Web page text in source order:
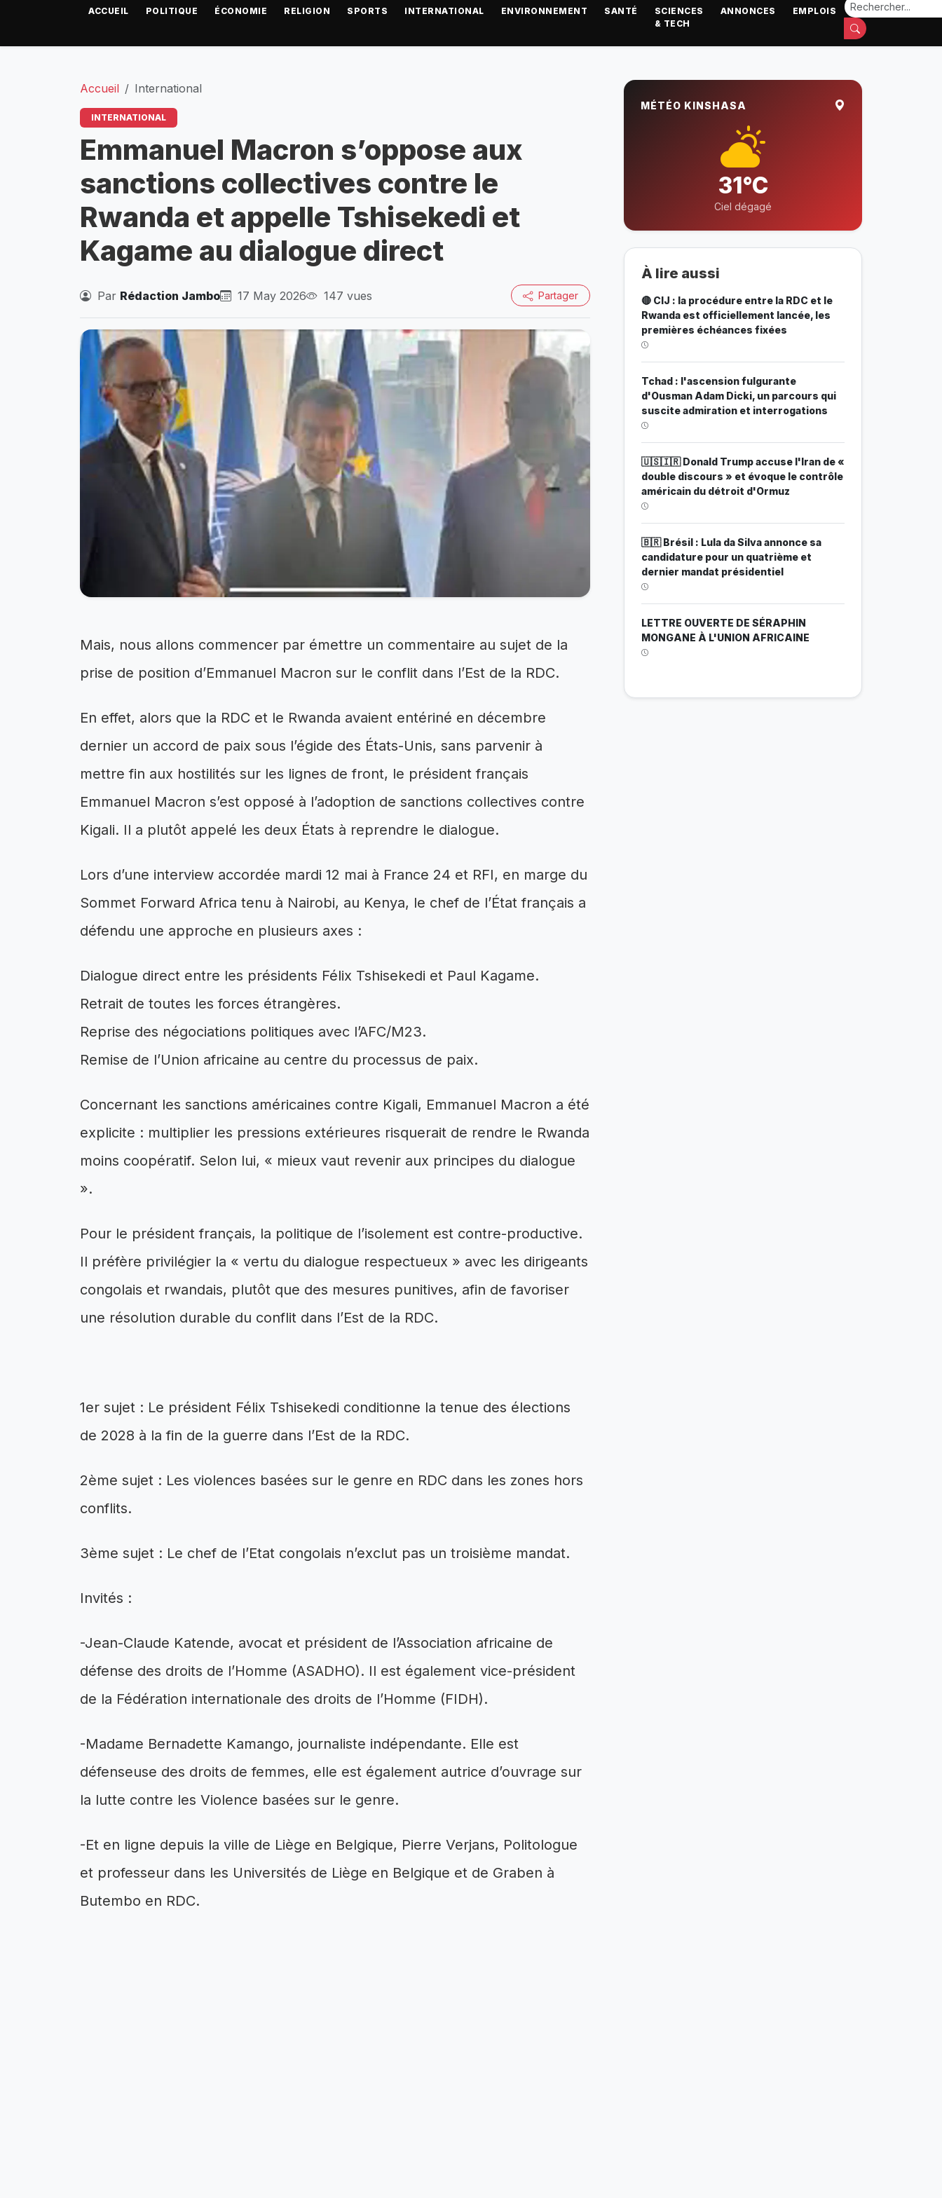
ACCUEIL POLITIQUE ÉCONOMIE RELIGION SPORTS INTERNATIONAL ENVIRONNEMENT SANTÉ
SCIENCES
& TECH
ANNONCES EMPLOIS
Accueil International
INTERNATIONAL
Emmanuel Macron s’oppose aux
sanctions collectives contre le
Rwanda et appelle Tshisekedi et
Kagame au dialogue direct
Par Rédaction Jambo 17 May 2026 147 vues Partager
Mais, nous allons commencer par émettre un commentaire au sujet de la
prise de position d’Emmanuel Macron sur le conflit dans l’Est de la RDC.
En effet, alors que la RDC et le Rwanda avaient entériné en décembre
dernier un accord de paix sous l’égide des États-Unis, sans parvenir à
mettre fin aux hostilités sur les lignes de front, le président français
Emmanuel Macron s’est opposé à l’adoption de sanctions collectives contre
Kigali. Il a plutôt appelé les deux États à reprendre le dialogue.
Lors d’une interview accordée mardi 12 mai à France 24 et RFI, en marge du
Sommet Forward Africa tenu à Nairobi, au Kenya, le chef de l’État français a
défendu une approche en plusieurs axes :
Dialogue direct entre les présidents Félix Tshisekedi et Paul Kagame.
Retrait de toutes les forces étrangères.
Reprise des négociations politiques avec l’AFC/M23.
Remise de l’Union africaine au centre du processus de paix.
Concernant les sanctions américaines contre Kigali, Emmanuel Macron a été
explicite : multiplier les pressions extérieures risquerait de rendre le Rwanda
moins coopératif. Selon lui, « mieux vaut revenir aux principes du dialogue
».
Pour le président français, la politique de l’isolement est contre-productive.
Il préfère privilégier la « vertu du dialogue respectueux » avec les dirigeants
congolais et rwandais, plutôt que des mesures punitives, afin de favoriser
une résolution durable du conflit dans l’Est de la RDC.
1er sujet : Le président Félix Tshisekedi conditionne la tenue des élections
de 2028 à la fin de la guerre dans l’Est de la RDC.
2ème sujet : Les violences basées sur le genre en RDC dans les zones hors
conflits.
3ème sujet : Le chef de l’Etat congolais n’exclut pas un troisième mandat.
Invités :
-Jean-Claude Katende, avocat et président de l’Association africaine de
défense des droits de l’Homme (ASADHO). Il est également vice-président
de la Fédération internationale des droits de l’Homme (FIDH).
-Madame Bernadette Kamango, journaliste indépendante. Elle est
défenseuse des droits de femmes, elle est également autrice d’ouvrage sur
la lutte contre les Violence basées sur le genre.
-Et en ligne depuis la ville de Liège en Belgique, Pierre Verjans, Politologue
et professeur dans les Universités de Liège en Belgique et de Graben à
Butembo en RDC.
MÉTÉO KINSHASA
31°C
Ciel dégagé
À lire aussi
🔴 CIJ : la procédure entre la RDC et le
Rwanda est officiellement lancée, les
premières échéances fixées
Tchad : l'ascension fulgurante
d'Ousman Adam Dicki, un parcours qui
suscite admiration et interrogations
🇺🇸🇮🇷 Donald Trump accuse l'Iran de «
double discours » et évoque le contrôle
américain du détroit d'Ormuz
🇧🇷 Brésil : Lula da Silva annonce sa
candidature pour un quatrième et
dernier mandat présidentiel
LETTRE OUVERTE DE SÉRAPHIN
MONGANE À L'UNION AFRICAINE